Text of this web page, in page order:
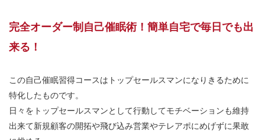
完全オーダー制自己催眠術！簡単自宅で毎日でも出
来る！
この自己催眠習得コースはトップセールスマンになりきるために
特化したものです。
日々をトップセールスマンとして行動してモチベーションも維持
出来て新規顧客の開拓や飛び込み営業やテレアポにめげずに果敢